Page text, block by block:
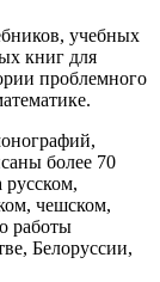
учебных
книг для
проблемного
более 70
русском,
чешском,
работы
Белоруссии,